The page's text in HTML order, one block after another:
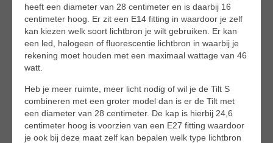
heeft een diameter van 28 centimeter en is daarbij 16
centimeter hoog. Er zit een E14 fitting in waardoor je zelf
kan kiezen welk soort lichtbron je wilt gebruiken. Er kan
een led, halogeen of fluorescentie lichtbron in waarbij je
rekening moet houden met een maximaal wattage van 46
watt.
Heb je meer ruimte, meer licht nodig of wil je de Tilt S
combineren met een groter model dan is er de Tilt met
een diameter van 28 centimeter. De kap is hierbij 24,6
centimeter hoog is voorzien van een E27 fitting waardoor
je ook bij deze maat zelf kan bepalen welk type lichtbron